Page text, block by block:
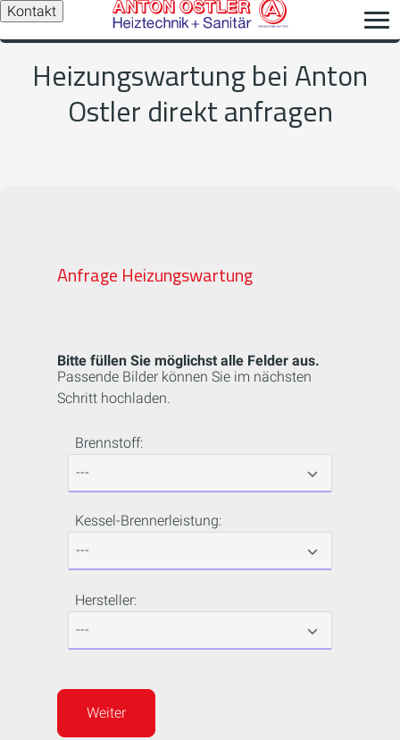
Kontakt
Heizungswartung bei Anton
Ostler direkt anfragen
Anfrage Heizungswartung
Bitte füllen Sie möglichst alle Felder aus.
Passende Bilder können Sie im nächsten
Schritt hochladen.
Brennstoff:
Kessel-Brennerleistung:
Hersteller:
Weiter